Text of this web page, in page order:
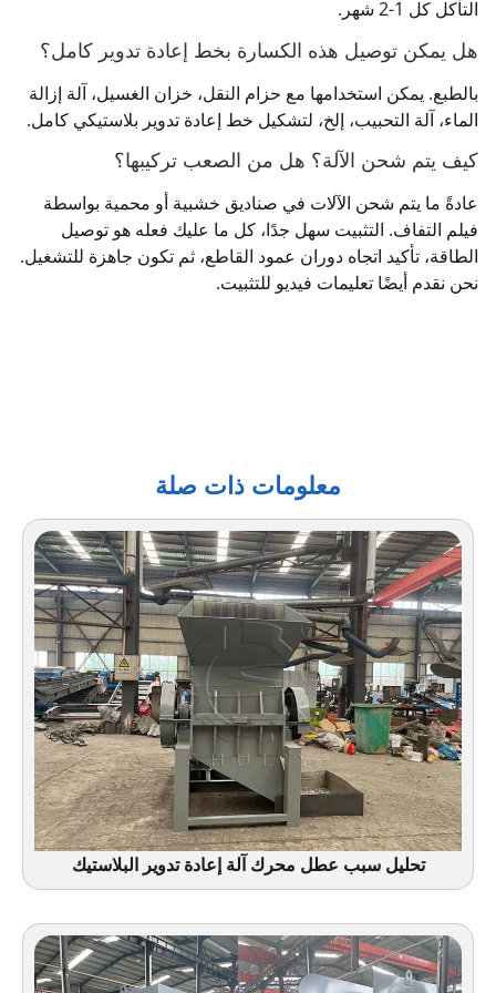
التآكل كل 1-2 شهر.
هل يمكن توصيل هذه الكسارة بخط إعادة تدوير كامل؟
بالطبع. يمكن استخدامها مع حزام النقل، خزان الغسيل، آلة إزالة
الماء، آلة التحبيب، إلخ، لتشكيل خط إعادة تدوير بلاستيكي كامل.
كيف يتم شحن الآلة؟ هل من الصعب تركيبها؟
عادةً ما يتم شحن الآلات في صناديق خشبية أو محمية بواسطة
فيلم التفاف. التثبيت سهل جدًا، كل ما عليك فعله هو توصيل
الطاقة، تأكيد اتجاه دوران عمود القاطع، ثم تكون جاهزة للتشغيل.
نحن نقدم أيضًا تعليمات فيديو للتثبيت.
معلومات ذات صلة
تحليل سبب عطل محرك آلة إعادة تدوير البلاستيك